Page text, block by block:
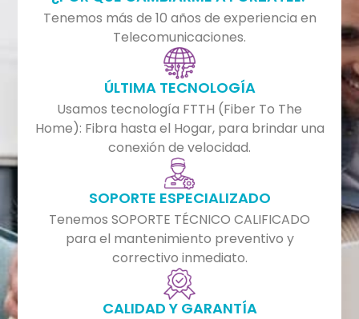
Tenemos más de 10 años de experiencia en
Telecomunicaciones.
ÚLTIMA TECNOLOGÍA
Usamos tecnología FTTH (Fiber To The
Home): Fibra hasta el Hogar, para brindar una
conexión de velocidad.
SOPORTE ESPECIALIZADO
Tenemos SOPORTE TÉCNICO CALIFICADO
para el mantenimiento preventivo y
correctivo inmediato.
CALIDAD Y GARANTÍA